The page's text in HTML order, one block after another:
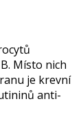
Místo nich
je krevní
anti-